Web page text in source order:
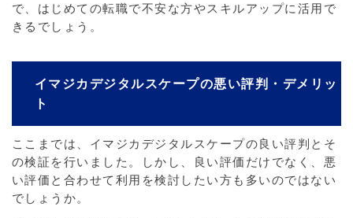
で、はじめての転職で不安な方やスキルアップに活用で
きるでしょう。
イマジカデジタルスケープの悪い評判・デメリッ
ト
ここまでは、イマジカデジタルスケープの良い評判とそ
の検証を行いました。しかし、良い評価だけでなく、悪
い評価と合わせて利用を検討したい方も多いのではない
でしょうか。